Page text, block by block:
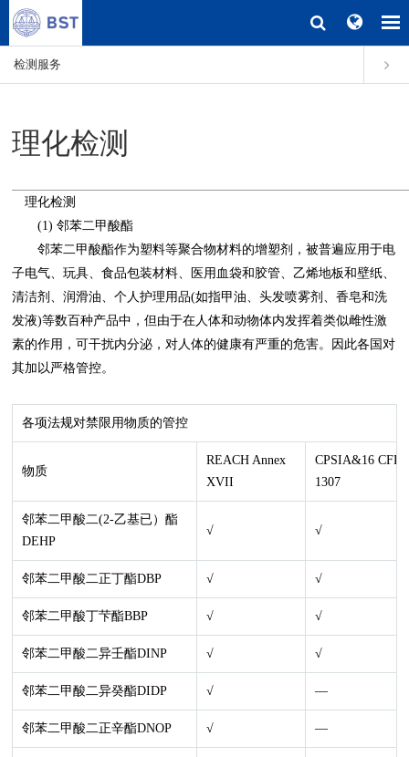
检测服务
理化检测
理化检测
(1) 邻苯二甲酸酯
邻苯二甲酸酯作为塑料等聚合物材料的增塑剂，被普遍应用于电
子电气、玩具、食品包装材料、医用血袋和胶管、乙烯地板和壁纸、
清洁剂、润滑油、个人护理用品(如指甲油、头发喷雾剂、香皂和洗
发液)等数百种产品中，但由于在人体和动物体内发挥着类似雌性激
素的作用，可干扰内分泌，对人体的健康有严重的危害。因此各国对
其加以严格管控。
各项法规对禁限用物质的管控
物质
REACH Annex
XVII
CPSIA&16 CFR
1307
邻苯二甲酸二(2-乙基已）酯
DEHP
√ √
邻苯二甲酸二正丁酯DBP √ √
邻苯二甲酸丁芐酯BBP √ √
邻苯二甲酸二异壬酯DINP √ √
邻苯二甲酸二异癸酯DIDP √ —
邻苯二甲酸二正辛酯DNOP √ —